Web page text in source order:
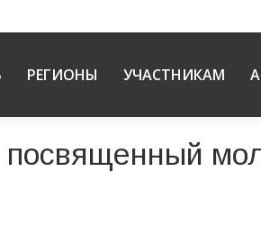
РЕГИОНЫ УЧАСТНИКАМ
посвященный